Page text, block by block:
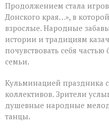
Продолжением стала
Донского края…», в
взрослые. Народные
истории и традициям
почувствовать себя
семьи.
Кульминацией праздника
коллективов. Зрители
душевные народные
танцы.